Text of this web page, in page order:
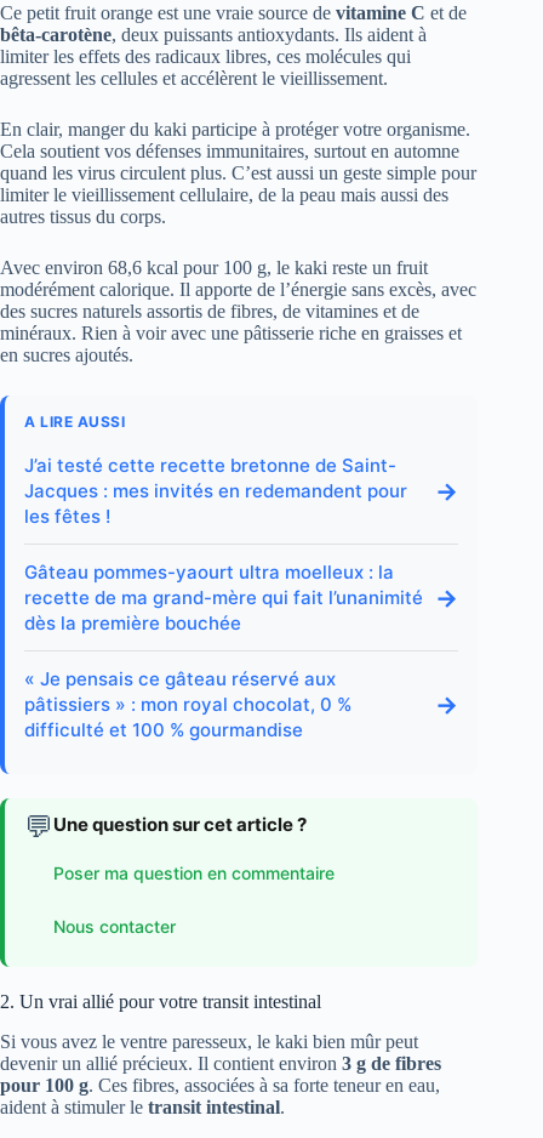
Ce petit fruit orange est une vraie source de vitamine C et de
bêta-carotène, deux puissants antioxydants. Ils aident à
limiter les effets des radicaux libres, ces molécules qui
agressent les cellules et accélèrent le vieillissement.
En clair, manger du kaki participe à protéger votre organisme.
Cela soutient vos défenses immunitaires, surtout en automne
quand les virus circulent plus. C’est aussi un geste simple pour
limiter le vieillissement cellulaire, de la peau mais aussi des
autres tissus du corps.
Avec environ 68,6 kcal pour 100 g, le kaki reste un fruit
modérément calorique. Il apporte de l’énergie sans excès, avec
des sucres naturels assortis de fibres, de vitamines et de
minéraux. Rien à voir avec une pâtisserie riche en graisses et
en sucres ajoutés.
A LIRE AUSSI
J’ai testé cette recette bretonne de Saint-
Jacques : mes invités en redemandent pour
les fêtes !
→
Gâteau pommes-yaourt ultra moelleux : la
recette de ma grand-mère qui fait l’unanimité
dès la première bouchée
→
« Je pensais ce gâteau réservé aux
pâtissiers » : mon royal chocolat, 0 %
difficulté et 100 % gourmandise
→
💬 Une question sur cet article ?
Poser ma question en commentaire
Nous contacter
2. Un vrai allié pour votre transit intestinal
Si vous avez le ventre paresseux, le kaki bien mûr peut
devenir un allié précieux. Il contient environ 3 g de fibres
pour 100 g. Ces fibres, associées à sa forte teneur en eau,
aident à stimuler le transit intestinal.